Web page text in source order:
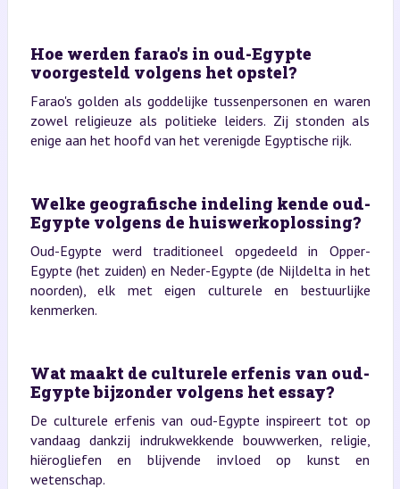
Hoe werden farao's in oud-Egypte
voorgesteld volgens het opstel?
Farao's golden als goddelijke tussenpersonen en waren
zowel religieuze als politieke leiders. Zij stonden als
enige aan het hoofd van het verenigde Egyptische rijk.
Welke geografische indeling kende oud-
Egypte volgens de huiswerkoplossing?
Oud-Egypte werd traditioneel opgedeeld in Opper-
Egypte (het zuiden) en Neder-Egypte (de Nijldelta in het
noorden), elk met eigen culturele en bestuurlijke
kenmerken.
Wat maakt de culturele erfenis van oud-
Egypte bijzonder volgens het essay?
De culturele erfenis van oud-Egypte inspireert tot op
vandaag dankzij indrukwekkende bouwwerken, religie,
hiërogliefen en blijvende invloed op kunst en
wetenschap.